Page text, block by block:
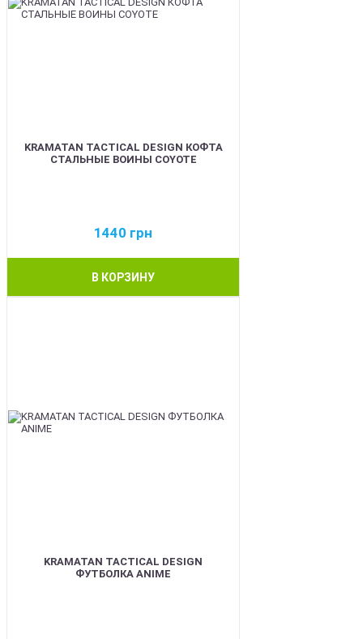
KRAMATAN TACTICAL DESIGN КОФТА
СТАЛЬНЫЕ ВОИНЫ COYOTE
1440 грн
В КОРЗИНУ
KRAMATAN TACTICAL DESIGN
ФУТБОЛКА ANIME